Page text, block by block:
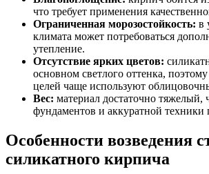
что требует применения
Ограниченная морозостойкость: в
климата может потребоваться
утепление.
Отсутствие ярких цветов:
основном светлого оттенка,
целей чаще используют
Вес: материал достаточно тяжелый,
фундаментов и аккуратной техники
Особенности возведения
силикатного кирпича